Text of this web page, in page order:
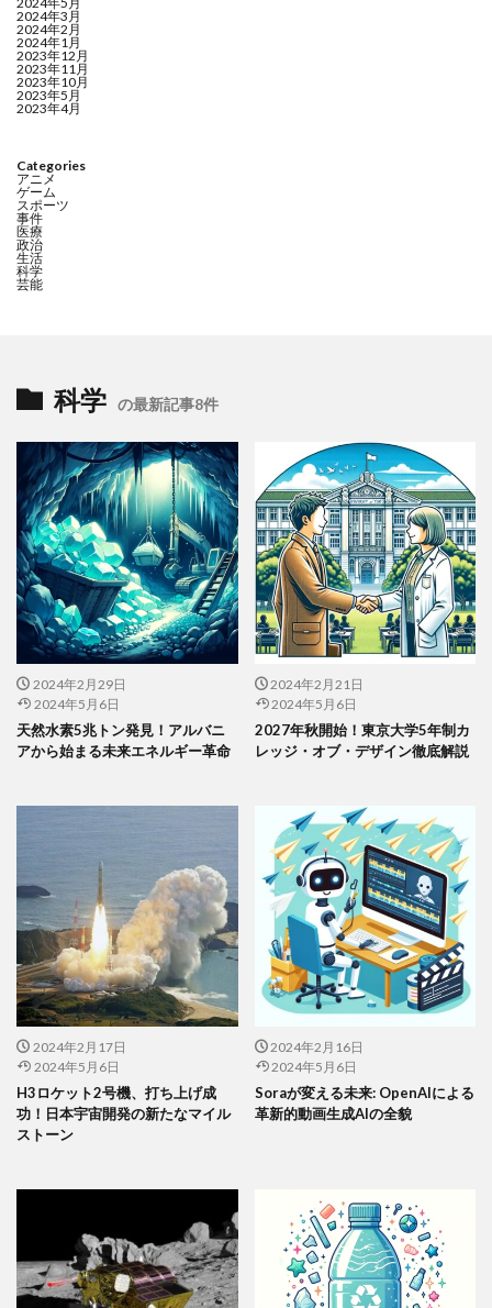
2024年3月
2024年2月
2024年1月
2023年12月
2023年11月
2023年10月
2023年5月
2023年4月
Categories
アニメ
ゲーム
スポーツ
事件
医療
政治
生活
科学
芸能
科学 の最新記事8件
2024年2月29日
2024年5月6日
天然水素5兆トン発見！アルバニ
アから始まる未来エネルギー革命
2024年2月21日
2024年5月6日
2027年秋開始！東京大学5年制カ
レッジ・オブ・デザイン徹底解説
2024年2月17日
2024年5月6日
H3ロケット2号機、打ち上げ成
功！日本宇宙開発の新たなマイル
ストーン
2024年2月16日
2024年5月6日
Soraが変える未来: OpenAIによる
革新的動画生成AIの全貌